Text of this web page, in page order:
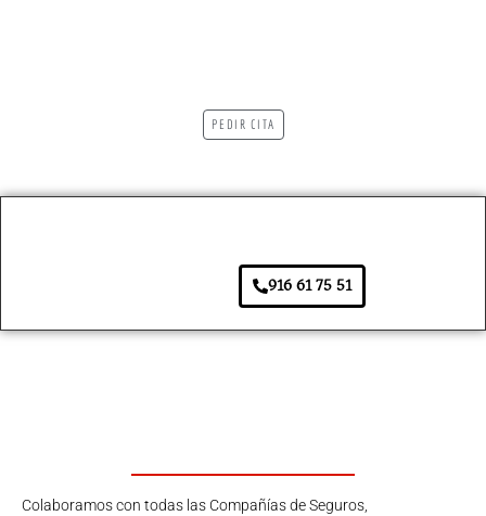
PEDIR CITA
916 61 75 51
Colaboramos con todas las Compañías de Seguros,